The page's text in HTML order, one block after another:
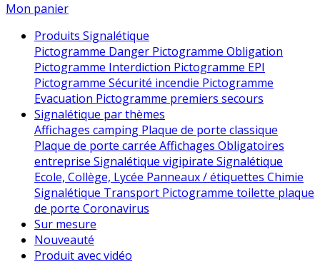
Mon panier
Produits Signalétique
Pictogramme Danger Pictogramme Obligation
Pictogramme Interdiction Pictogramme EPI
Pictogramme Sécurité incendie Pictogramme
Evacuation Pictogramme premiers secours
Signalétique par thèmes
Affichages camping Plaque de porte classique
Plaque de porte carrée Affichages Obligatoires
entreprise Signalétique vigipirate Signalétique
Ecole, Collège, Lycée Panneaux / étiquettes Chimie
Signalétique Transport Pictogramme toilette plaque
de porte Coronavirus
Sur mesure
Nouveauté
Produit avec vidéo